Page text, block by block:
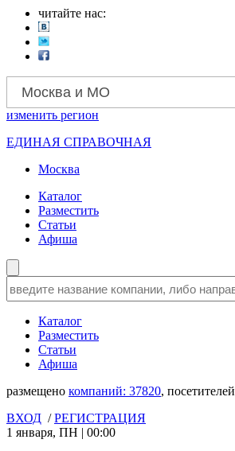
читайте нас:
Москва и МО
изменить регион
ЕДИНАЯ СПРАВОЧНАЯ
Москва
Каталог
Разместить
Статьи
Афиша
Каталог
Разместить
Статьи
Афиша
размещено компаний: 37820, посетителей
ВХОД /РЕГИСТРАЦИЯ
1 января, ПН | 00:00